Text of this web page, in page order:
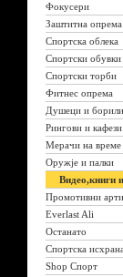
Фокусери
Заштитна опрема
Спортска облека
Спортски обувки
Спортски торби
Фитнес опрема
Душеци и
Рингови и кафези
Мерачи на време
Оружје и палки
Видео,книги
Промотивни
Everlast Ali
Останато
Спортска исхрана
Shop Спорт